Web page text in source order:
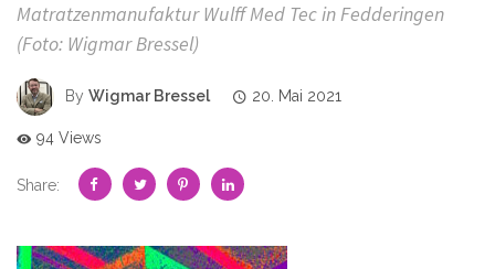
Matratzenmanufaktur Wulff Med Tec in Fedderingen
(Foto: Wigmar Bressel)
By Wigmar Bressel 20. Mai 2021
94 Views
Share: